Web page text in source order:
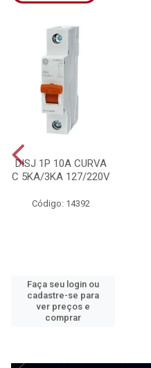
DISJ 1P 10A CURVA
C 5KA/3KA 127/220V
Código: 14392
Faça seu login ou
cadastre-se para
ver preços e
comprar